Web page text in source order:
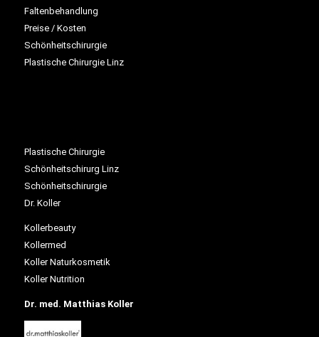
Faltenbehandlung
Preise / Kosten
Schönheitschirurgie
Plastische Chirurgie Linz
Plastische Chirurgie
Schönheitschirurg Linz
Schönheitschirurgie
Dr. Koller
Kollerbeauty
Kollermed
Koller Naturkosmetik
Koller Nutrition
Dr. med. Matthias Koller